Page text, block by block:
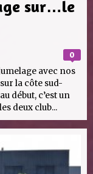
sur…le
0
avec nos
la côte sud-
début, c’est un
deux club...